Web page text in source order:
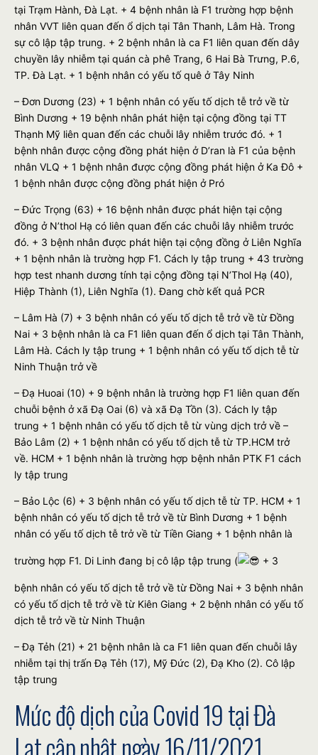
tại Trạm Hành, Đà Lạt. + 4 bệnh nhân là F1 trường hợp bệnh
nhân VVT liên quan đến ổ dịch tại Tân Thanh, Lâm Hà. Trong
sự cô lập tập trung. + 2 bệnh nhân là ca F1 liên quan đến dây
chuyền lây nhiễm tại quán cà phê Trang, 6 Hai Bà Trưng, ​​P.6,
TP. Đà Lạt. + 1 bệnh nhân có yếu tố quê ở Tây Ninh
– Đơn Dương (23) + 1 bệnh nhân có yếu tố dịch tễ trở về từ
Bình Dương + 19 bệnh nhân phát hiện tại cộng đồng tại TT
Thạnh Mỹ liên quan đến các chuỗi lây nhiễm trước đó. + 1
bệnh nhân được cộng đồng phát hiện ở D’ran là F1 của bệnh
nhân VLQ + 1 bệnh nhân được cộng đồng phát hiện ở Ka Đô +
1 bệnh nhân được cộng đồng phát hiện ở Pró
– Đức Trọng (63) + 16 bệnh nhân được phát hiện tại cộng
đồng ở N’thol Hạ có liên quan đến các chuỗi lây nhiễm trước
đó. + 3 bệnh nhân được phát hiện tại cộng đồng ở Liên Nghĩa
+ 1 bệnh nhân là trường hợp F1. Cách ly tập trung + 43 trường
hợp test nhanh dương tính tại cộng đồng tại N’Thol Hạ (40),
Hiệp Thành (1), Liên Nghĩa (1). Đang chờ kết quả PCR
– Lâm Hà (7) + 3 bệnh nhân có yếu tố dịch tễ trở về từ Đồng
Nai + 3 bệnh nhân là ca F1 liên quan đến ổ dịch tại Tân Thành,
Lâm Hà. Cách ly tập trung + 1 bệnh nhân có yếu tố dịch tễ từ
Ninh Thuận trở về
– Đạ Huoai (10) + 9 bệnh nhân là trường hợp F1 liên quan đến
chuỗi bệnh ở xã Đạ Oai (6) và xã Đạ Tồn (3). Cách ly tập
trung + 1 bệnh nhân có yếu tố dịch tễ từ vùng dịch trở về –
Bảo Lâm (2) + 1 bệnh nhân có yếu tố dịch tễ từ TP.HCM trở
về. HCM + 1 bệnh nhân là trường hợp bệnh nhân PTK F1 cách
ly tập trung
– Bảo Lộc (6) + 3 bệnh nhân có yếu tố dịch tễ từ TP. HCM + 1
bệnh nhân có yếu tố dịch tễ trở về từ Bình Dương + 1 bệnh
nhân có yếu tố dịch tễ trở về từ Tiền Giang + 1 bệnh nhân là
trường hợp F1. Di Linh đang bị cô lập tập trung ( + 3
bệnh nhân có yếu tố dịch tễ trở về từ Đồng Nai + 3 bệnh nhân
có yếu tố dịch tễ trở về từ Kiên Giang + 2 bệnh nhân có yếu tố
dịch tễ trở về từ Ninh Thuận
– Đạ Tẻh (21) + 21 bệnh nhân là ca F1 liên quan đến chuỗi lây
nhiễm tại thị trấn Đạ Tẻh (17), Mỹ Đức (2), Đạ Kho (2). Cô lập
tập trung
Mức độ dịch của Covid 19 tại Đà
Lạt cập nhật ngày 16/11/2021